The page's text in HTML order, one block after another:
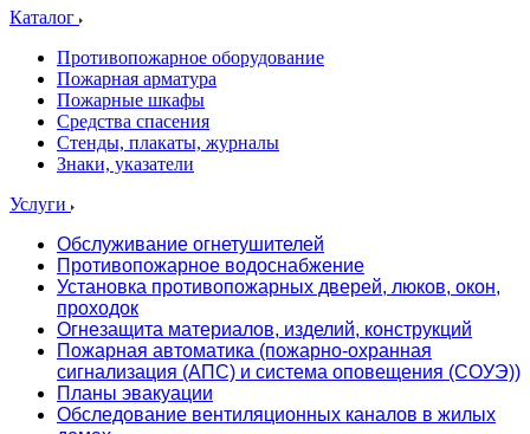
Каталог
Противопожарное оборудование
Пожарная арматура
Пожарные шкафы
Средства спасения
Стенды, плакаты, журналы
Знаки, указатели
Услуги
Обслуживание огнетушителей
Противопожарное водоснабжение
Установка противопожарных дверей, люков, окон,
проходок
Огнезащита материалов, изделий, конструкций
Пожарная автоматика (пожарно-охранная
сигнализация (АПС) и система оповещения (СОУЭ))
Планы эвакуации
Обследование вентиляционных каналов в жилых